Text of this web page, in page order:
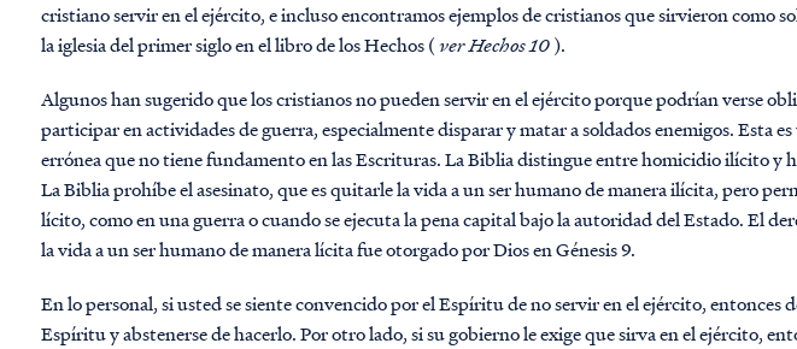
cristiano servir en el ejército, e incluso encontramos ejemplos de cristianos que sirvieron como
la iglesia del primer siglo en el libro de los Hechos (ver Hechos 10).
Algunos han sugerido que los cristianos no pueden servir en el ejército porque podrían verse
participar en actividades de guerra, especialmente disparar y matar a soldados enemigos. Esta
errónea que no tiene fundamento en las Escrituras. La Biblia distingue entre homicidio ilícito y
La Biblia prohíbe el asesinato, que es quitarle la vida a un ser humano de manera ilícita, pero
lícito, como en una guerra o cuando se ejecuta la pena capital bajo la autoridad del Estado. El
la vida a un ser humano de manera lícita fue otorgado por Dios en Génesis 9.
En lo personal, si usted se siente convencido por el Espíritu de no servir en el ejército, entonces
Espíritu y abstenerse de hacerlo. Por otro lado, si su gobierno le exige que sirva en el ejército,